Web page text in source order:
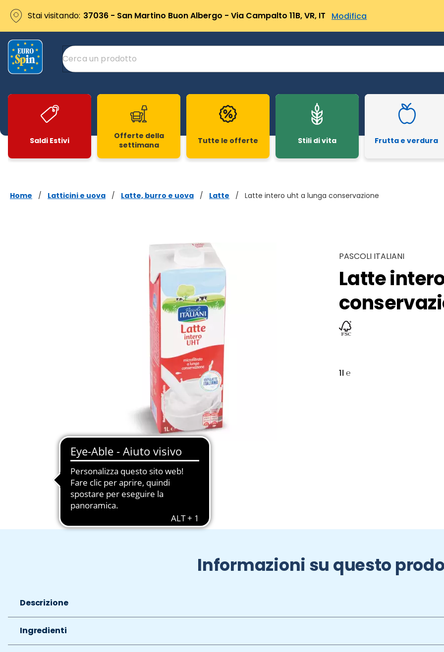
Stai visitando: 37036 - San Martino Buon Albergo - Via Campalto 11B, VR, IT Modifica
Saldi Estivi
Offerte della
settimana
Tutte le offerte Stili di vita Frutta e verdura
Home / Latticini e uova / Latte, burro e uova / Latte / Latte intero uht a lunga conservazione
Slide 1 di 2
PASCOLI ITALIANI
Latte
1l ℮
Informazioni su questo
Descrizione
Ingredienti